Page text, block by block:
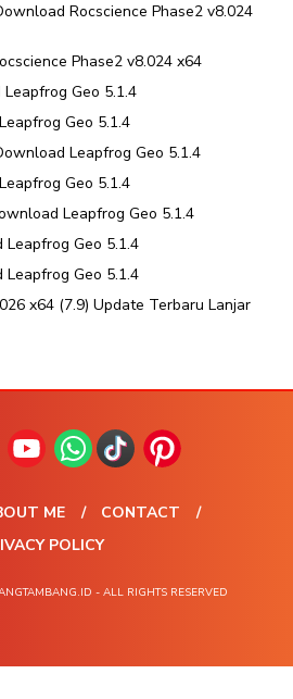
Rocscience Phase2 v8.024
Phase2 v8.024 x64
Geo 5.1.4
Geo 5.1.4
Leapfrog Geo 5.1.4
Geo 5.1.4
Leapfrog Geo 5.1.4
Leapfrog Geo 5.1.4
Leapfrog Geo 5.1.4
x64 (7.9) Update Terbaru Lanjar
ME
CONTACT
POLICY
- ALL RIGHTS RESERVED